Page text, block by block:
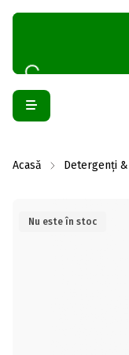
Acasă Detergenți
Nu este în stoc